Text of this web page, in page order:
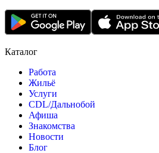
Каталог
Работа
Жильё
Услуги
CDL/Дальнобой
Афиша
Знакомства
Новости
Блог